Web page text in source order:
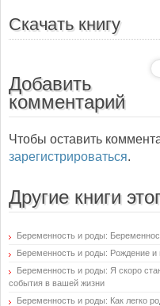
Скачать книгу
Добавить
комментарий
Чтобы оставить
зарегистрироваться.
Другие книги
Беременность и роды:
Беременность и роды: Рождение и
Беременность и роды: Я скоро
события в вашей жизни
Беременность и роды: Как легко